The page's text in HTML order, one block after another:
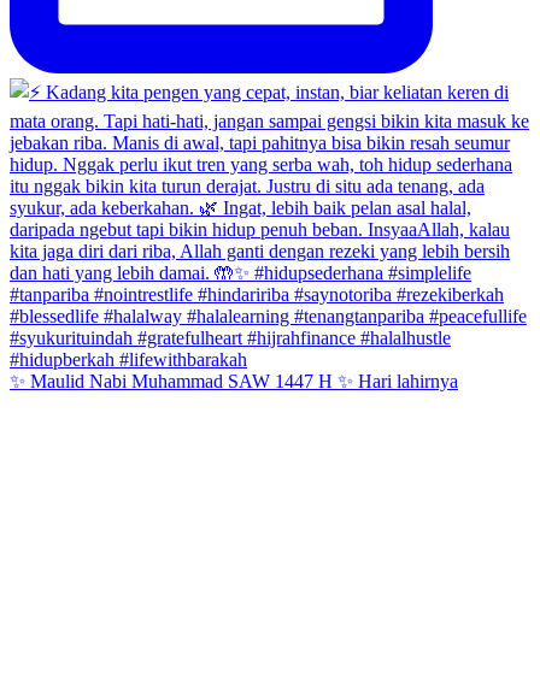
✨ Maulid Nabi Muhammad SAW 1447 H ✨ Hari lahirnya